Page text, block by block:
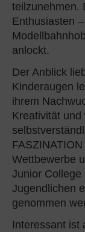
teilzunehmen.
Enthusiasten
anlockt.
Der Anblick
Kinderaugen
ihrem
Kreativität
Wettbewerbe
Junior College
Jugendlichen
genommen
Interessant ist